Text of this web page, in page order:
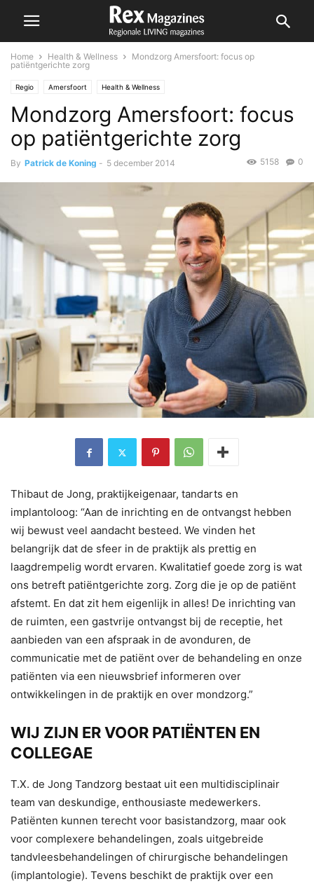
Home Health & Wellness
Mondzorg Amersfoort: focus op
patiëntgerichte zorg
Regio Amersfoort Health & Wellness
Mondzorg Amersfoort: focus
op patiëntgerichte zorg
By Patrick de Koning - 5 december 2014 0
5158
Thibaut de Jong, praktijkeigenaar, tandarts en
implantoloog: “Aan de inrichting en de ontvangst hebben
wij bewust veel aandacht besteed. We vinden het
belangrijk dat de sfeer in de praktijk als prettig en
laagdrempelig wordt ervaren. Kwalitatief goede zorg is wat
ons betreft patiëntgerichte zorg. Zorg die je op de patiënt
afstemt. En dat zit hem eigenlijk in alles! De inrichting van
de ruimten, een gastvrije ontvangst bij de receptie, het
aanbieden van een afspraak in de avonduren, de
communicatie met de patiënt over de behandeling en onze
patiënten via een nieuwsbrief informeren over
ontwikkelingen in de praktijk en over mondzorg.”
WIJ ZIJN ER VOOR PATIËNTEN EN
COLLEGAE
T.X. de Jong Tandzorg bestaat uit een multidisciplinair
team van deskundige, enthousiaste medewerkers.
Patiënten kunnen terecht voor basistandzorg, maar ook
voor complexere behandelingen, zoals uitgebreide
tandvleesbehandelingen of chirurgische behandelingen
(implantologie). Tevens beschikt de praktijk over een